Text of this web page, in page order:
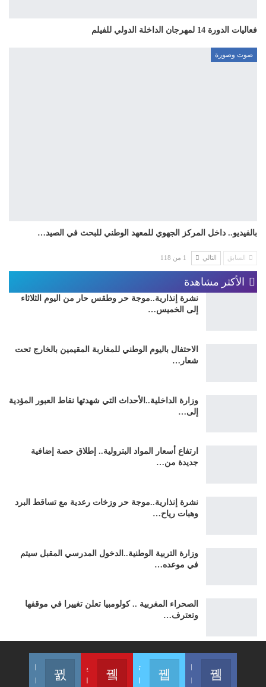
فعاليات الدورة 14 لمهرجان الداخلة الدولي للفيلم
صوت وصورة
بالفيديو.. داخل المركز الجهوي للمعهد الوطني للبحث في الصيد…
السابق التالي 1 من 118
الأكثر مشاهدة
نشرة إنذارية..موجة حر وطقس حار من اليوم الثلاثاء
إلى الخميس…
الاحتفال باليوم الوطني للمغاربة المقيمين بالخارج تحت
شعار…
وزارة الداخلية..الأحداث التي شهدتها نقاط العبور المؤدية
إلى…
ارتفاع أسعار المواد البترولية.. إطلاق حصة إضافية
جديدة من…
نشرة إنذارية..موجة حر وزخات رعدية مع تساقط البرد
وهبات رياح…
وزارة التربية الوطنية..الدخول المدرسي المقبل سیتم
في موعده…
الصحراء المغربية .. كولومبيا تعلن تغييرا في موقفها
وتعترف…